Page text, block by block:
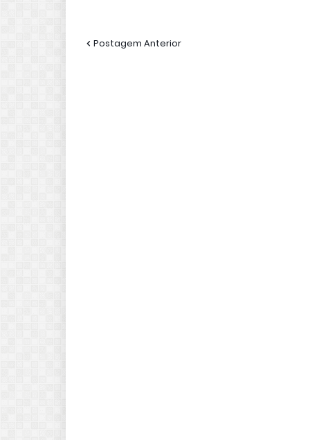
Postagem Anterior